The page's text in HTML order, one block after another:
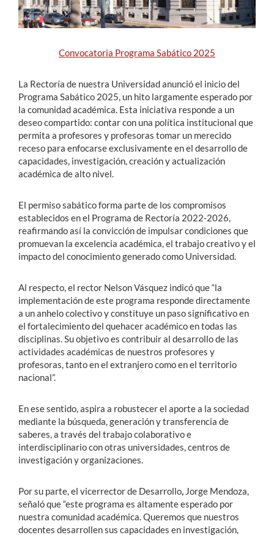
English
Convocatoria Programa Sabático 2025
La Rectoría de nuestra Universidad anunció el inicio del
Programa Sabático 2025, un hito largamente esperado por
la comunidad académica. Esta iniciativa responde a un
deseo compartido: contar con una política institucional que
permita a profesores y profesoras tomar un merecido
receso para enfocarse exclusivamente en el desarrollo de
capacidades, investigación, creación y actualización
académica de alto nivel.
El permiso sabático forma parte de los compromisos
establecidos en el Programa de Rectoría 2022-2026,
reafirmando así la convicción de impulsar condiciones que
promuevan la excelencia académica, el trabajo creativo y el
impacto del conocimiento generado como Universidad.
Al respecto, el rector Nelson Vásquez indicó que “la
implementación de este programa responde directamente
a un anhelo colectivo y constituye un paso significativo en
el fortalecimiento del quehacer académico en todas las
disciplinas. Su objetivo es contribuir al desarrollo de las
actividades académicas de nuestros profesores y
profesoras, tanto en el extranjero como en el territorio
nacional”.
En ese sentido, aspira a robustecer el aporte a la sociedad
mediante la búsqueda, generación y transferencia de
saberes, a través del trabajo colaborativo e
interdisciplinario con otras universidades, centros de
investigación y organizaciones.
Por su parte, el vicerrector de Desarrollo Jorge Mendoza,
señaló que “este programa es altamente esperado por
nuestra comunidad académica. Queremos que nuestros
docentes desarrollen sus capacidades en investigación,